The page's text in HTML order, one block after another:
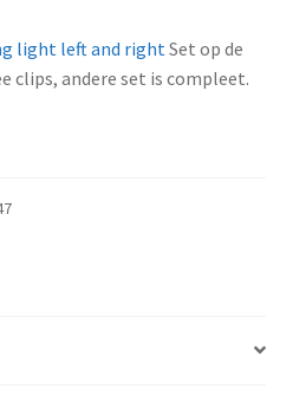
light left and rightSet op de
clips, andere set is compleet.